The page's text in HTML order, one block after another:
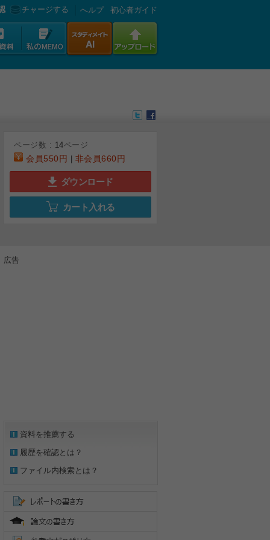
チャージする へルプ 初心者ガイド
ページ数 : 14ページ
会員550円 非会員660円
ダウンロード
カート入れる
広告
資料を推薦する
履歴を確認とは？
ファイル内検索とは？